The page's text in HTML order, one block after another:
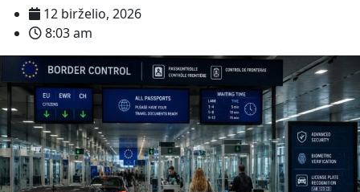
12 birželio, 2026
8:03 am